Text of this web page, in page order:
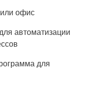
офис
автоматизации
для